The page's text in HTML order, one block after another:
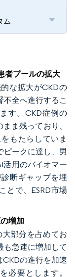
ム
者プールの拡大
な拡大がCKDの
全へ進行するこ
す。CKD症例の
ま残っており、
もたらしていま
ピークに達し、男
活用のバイオマー
断ギャップを埋
とで、ESRD市場
増加
大部分を占めてお
も急速に増加して
CKDの進行を加速
必要とします。